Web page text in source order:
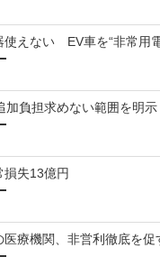
使えない EV車を“非常用
加負担求めない範囲を明示
損失13億円
医療機関、非営利徹底を促